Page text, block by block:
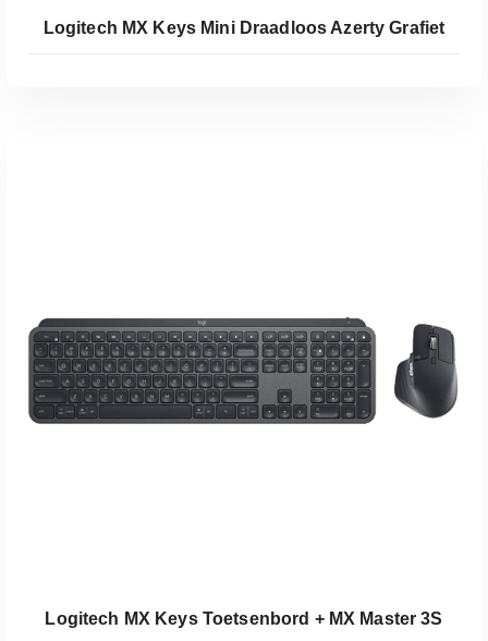
Koop Bij Coolblue
Logitech MX Keys Mini Draadloos Azerty Grafiet
Logitech MX Keys Toetsenbord + MX Master 3S